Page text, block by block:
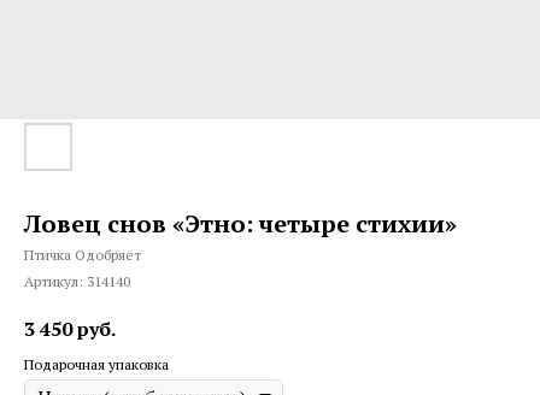
Ловец снов «Этно: четыре стихии»
Птичка Одобряет
Артикул: 314140
3 450руб.
Подарочная упаковка